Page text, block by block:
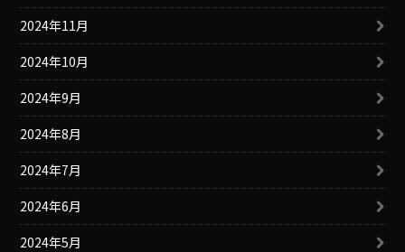
2024年11月
2024年10月
2024年9月
2024年8月
2024年7月
2024年6月
2024年5月